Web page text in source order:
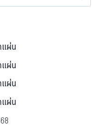
แผ่น
แผ่น
แผ่น
แผ่น